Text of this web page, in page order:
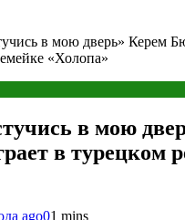
в мою дверь» Керем
«Холопа»
в мою
в турецком
ago01 mins